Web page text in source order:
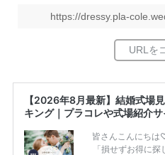
https://dressy.pla-
【2026年8月最新】結婚式場
キング｜プラコレや式場紹介
皆さんこんにちは
「損せずお得に